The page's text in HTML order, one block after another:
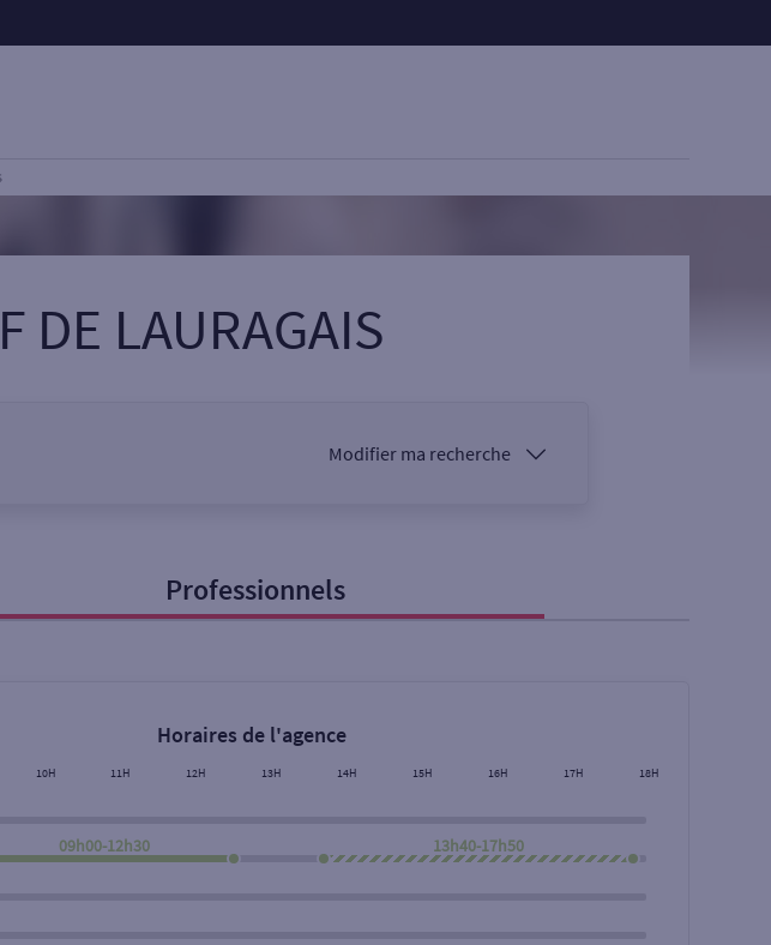
DE LAURAGAIS
Modifier ma recherche
Professionnels
Horaires de l'agence
10H 11H 12H 13H 14H 15H 16H 17H 18H
09h00-12h30 13h40-17h50